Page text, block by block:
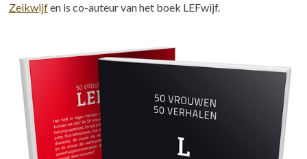
Zeikwijfen is co-auteur van het boek LEFwijf.